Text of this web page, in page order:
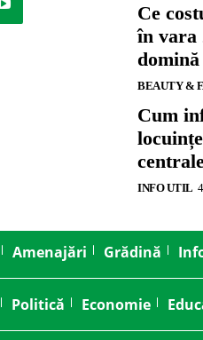
Ce
în vara
BEAUTY &
Cum
INFO UTIL
Amenajări Grădină
Politică Economie